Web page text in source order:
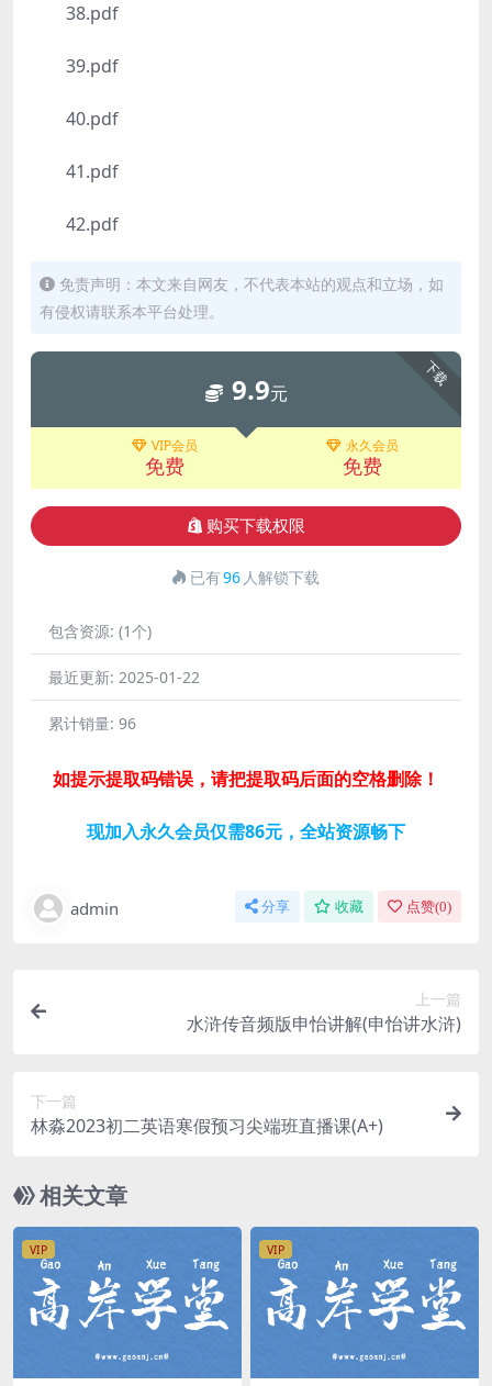
38.pdf
39.pdf
40.pdf
41.pdf
42.pdf
免责声明：本文来自网友，不代表本站的观点和立场，如
有侵权请联系本平台处理。
下载
9.9元
VIP会员
免费
永久会员
免费
购买下载权限
已有96 人解锁下载
包含资源: (1个)
最近更新: 2025-01-22
累计销量: 96
如提示提取码错误，请把提取码后面的空格删除！
现加入永久会员仅需86元，全站资源畅下
admin 分享 收藏 点赞(0)
上一篇
水浒传音频版申怡讲解(申怡讲水浒)
下一篇
林淼2023初二英语寒假预习尖端班直播课(A+)
相关文章
VIP VIP